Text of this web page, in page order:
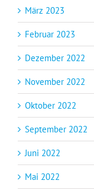
März 2023
Februar 2023
Dezember 2022
November 2022
Oktober 2022
September 2022
Juni 2022
Mai 2022